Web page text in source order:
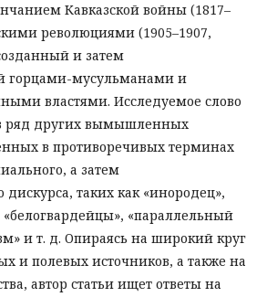
Кавказской войны (1817–
революциями (1905–1907,
и затем
горцами-мусульманами и
властями. Исследуемое слово
ряд других вымышленных
в противоречивых терминах
а затем
дискурса, таких как «инородец»,
«белогвардейцы», «параллельный
и т. д. Опираясь на широкий круг
и полевых источников, а также на
автор статьи ищет ответы на